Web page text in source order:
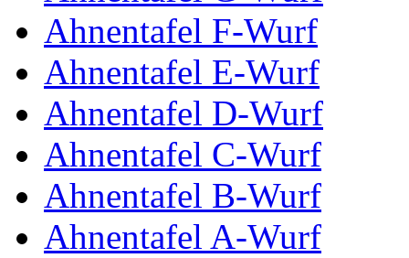
Ahnentafel F-Wurf
Ahnentafel E-Wurf
Ahnentafel D-Wurf
Ahnentafel C-Wurf
Ahnentafel B-Wurf
Ahnentafel A-Wurf